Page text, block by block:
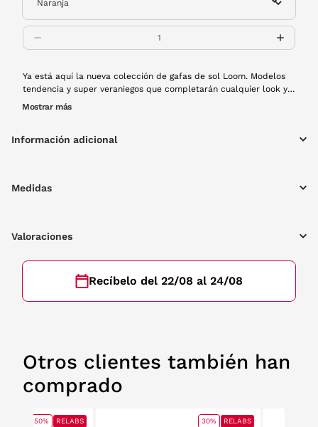
Ya está aquí la nueva colección de gafas de sol Loom. Modelos
tendencia y super veraniegos que completarán cualquier look y
harán que no puedas estar sin ellas. Este modelo 2305 6
Mostrar más
Información adicional
Medidas
Valoraciones
Recíbelo del 22/08 al 24/08
Otros clientes también han
comprado
50% RELABS 30% RELABS